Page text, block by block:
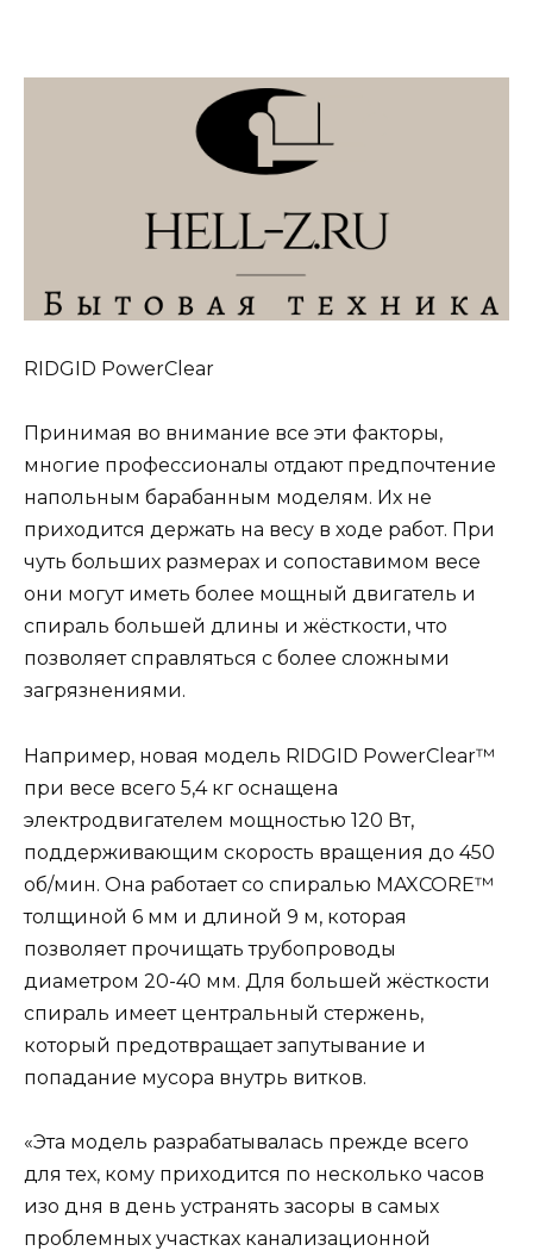
RIDGID PowerClear
Принимая во внимание все эти факторы,
многие профессионалы отдают предпочтение
напольным барабанным моделям. Их не
приходится держать на весу в ходе работ. При
чуть больших размерах и сопоставимом весе
они могут иметь более мощный двигатель и
спираль большей длины и жёсткости, что
позволяет справляться с более сложными
загрязнениями.
Например, новая модель RIDGID PowerClear™
при весе всего 5,4 кг оснащена
электродвигателем мощностью 120 Вт,
поддерживающим скорость вращения до 450
об/мин. Она работает со спиралью MAXCORE™
толщиной 6 мм и длиной 9 м, которая
позволяет прочищать трубопроводы
диаметром 20-40 мм. Для большей жёсткости
спираль имеет центральный стержень,
который предотвращает запутывание и
попадание мусора внутрь витков.
«Эта модель разрабатывалась прежде всего
для тех, кому приходится по несколько часов
изо дня в день устранять засоры в самых
проблемных участках канализационной